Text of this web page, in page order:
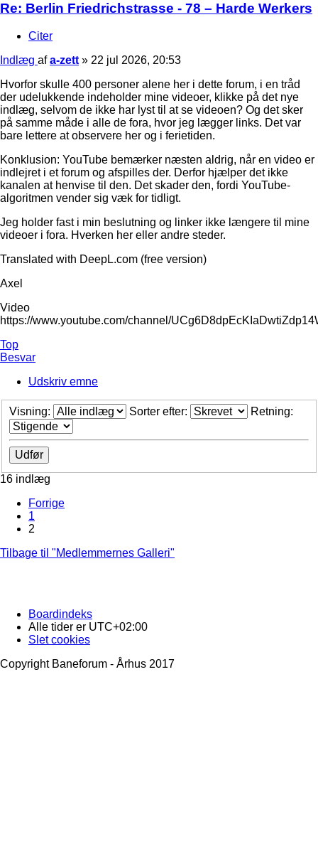
Re: Berlin Friedrichstrasse - 78 – Harde Werkers
Citer
Indlæg afa-zett » 22 jul 2026, 20:53
Hvorfor skulle 400 personer alene her i dette forum, i en tråd
der udelukkende indeholder mine videoer, klikke på det nye
indlæg, selvom de ikke har lyst til at se videoen? Og det sker
på samme måde i alle de fora, hvor jeg lægger links. Det var
bare lettere at observere her og i ferietiden.
Konklusion: YouTube bemærker næsten aldrig, når en video er
indlejret i et forum og afspilles der. Derfor hjælper det ikke
kanalen at henvise til den. Det skader den, fordi YouTube-
algoritmen vender sig væk for tidligt.
Jeg holder fast i min beslutning og linker ikke længere til mine
videoer i fora. Hverken her eller andre steder.
Translated with DeepL.com (free version)
Axel
Video
https://www.youtube.com/channel/
Top
Besvar
Udskriv emne
Visning: Sorter efter: Retning:
16 indlæg
Forrige
1
2
Tilbage til "Medlemmernes Galleri"
Boardindeks
Alle tider er UTC+02:00
Slet cookies
Copyright Baneforum - Århus 2017